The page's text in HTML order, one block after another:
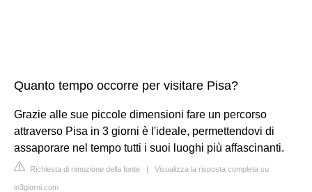
Quanto tempo occorre per visitare Pisa?
Grazie alle sue piccole dimensioni fare un percorso
attraverso Pisa in 3 giorni è l'ideale, permettendovi di
assaporare nel tempo tutti i suoi luoghi più affascinanti.
Richiesta di rimozione della fonte | Visualizza la risposta completa su
in3giorni.com